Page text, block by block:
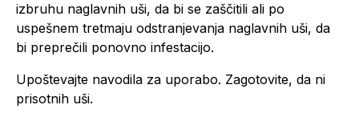
izbruhu naglavnih uši, da bi se zaščitili ali po
uspešnem tretmaju odstranjevanja naglavnih uši, da
bi preprečili ponovno infestacijo.
Upoštevajte navodila za uporabo. Zagotovite, da ni
prisotnih uši.